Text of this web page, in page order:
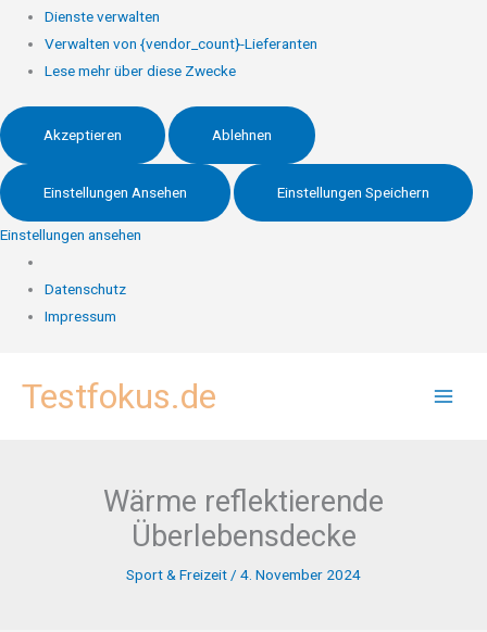
Dienste verwalten
Verwalten von {vendor_count}-Lieferanten
Lese mehr über diese Zwecke
Akzeptieren Ablehnen
Einstellungen Ansehen Einstellungen Speichern
Einstellungen ansehen
Datenschutz
Impressum
InhaltTestfokus.de
Wärme reflektierende
Überlebensdecke
Sport & Freizeit / 4. November 2024